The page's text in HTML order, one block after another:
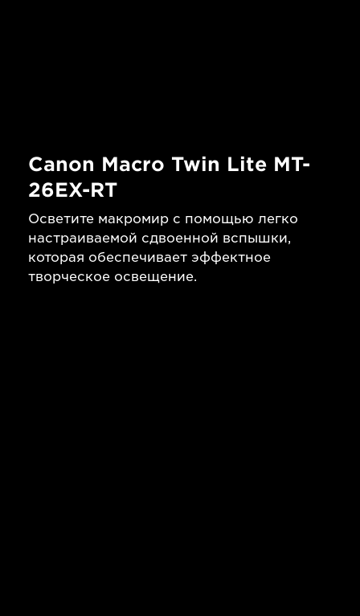
Canon Macro Twin Lite MT-
26EX-RT
Осветите макромир с помощью легко
настраиваемой сдвоенной вспышки,
которая обеспечивает эффектное
творческое освещение.